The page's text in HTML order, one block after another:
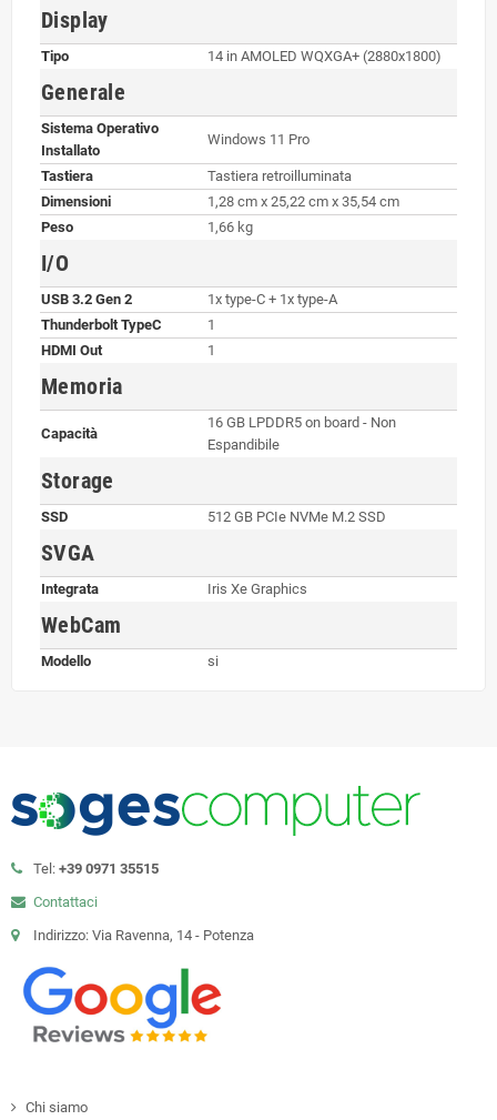
Display
Tipo 14 in AMOLED WQXGA+ (2880x1800)
Generale
Sistema Operativo
Installato
Windows 11 Pro
Tastiera
Tastiera retroilluminata
Dimensioni
1,28 cm x 25,22 cm x 35,54 cm
Peso
1,66 kg
I/O
USB 3.2 Gen 2
1x type-C + 1x type-A
Thunderbolt TypeC
1
HDMI Out
1
Memoria
Capacità
16 GB LPDDR5 on board - Non
Espandibile
Storage
SSD 512 GB PCIe NVMe M.2 SSD
SVGA
Integrata Iris Xe Graphics
WebCam
Modello si
Tel: +39 0971 35515
Contattaci
Indirizzo: Via Ravenna, 14 - Potenza
Chi siamo